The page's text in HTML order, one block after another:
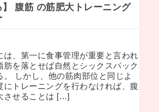
】 腹筋 の筋肥大トレーニング
は、第一に食事管理が重要と言われ
肪を落とせば自然とシックスパック
。 しかし、他の筋肉部位と同じよ
にトレーニングを行わなければ、腹
させることは […]